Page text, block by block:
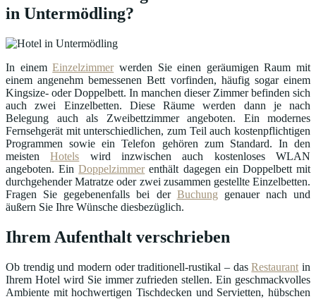
in Untermödling?
In einemEinzelzimmerwerden Sie einen geräumigen Raum mit
einem angenehm bemessenen Bett vorfinden, häufig sogar einem
Kingsize- oder Doppelbett. In manchen dieser Zimmer befinden sich
auch zwei Einzelbetten. Diese Räume werden dann je nach
Belegung auch als Zweibettzimmer angeboten. Ein modernes
Fernsehgerät mit unterschiedlichen, zum Teil auch kostenpflichtigen
Programmen sowie ein Telefon gehören zum Standard. In den
meistenHotels wird inzwischen auch kostenloses WLAN
angeboten. EinDoppelzimmerenthält dagegen ein Doppelbett mit
durchgehender Matratze oder zwei zusammen gestellte Einzelbetten.
Fragen Sie gegebenenfalls bei der Buchung genauer nach und
äußern Sie Ihre Wünsche diesbezüglich.
Ihrem Aufenthalt verschrieben
Ob trendig und modern oder traditionell-rustikal – dasRestaurant in
Ihrem Hotel wird Sie immer zufrieden stellen. Ein geschmackvolles
Ambiente mit hochwertigen Tischdecken und Servietten, hübschen